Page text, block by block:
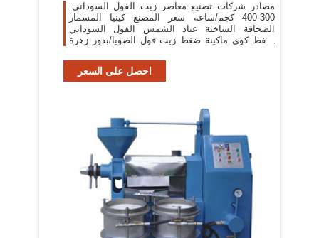
مصادر شركات تصنيع معاصر زيت الفول السوداني.
300-400 كجم/ساعة سعر المصنع كينيا المسمار
الصحافة الساخنة عباد الشمس الفول السوداني
النفط كوى ماكينة ضغط زيت فول الصويا/بذور زهرة
احصل على السعر